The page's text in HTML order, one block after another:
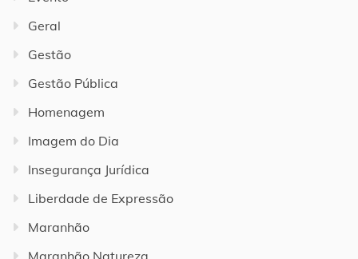
Geral
Gestão
Gestão Pública
Homenagem
Imagem do Dia
Insegurança Jurídica
Liberdade de Expressão
Maranhão